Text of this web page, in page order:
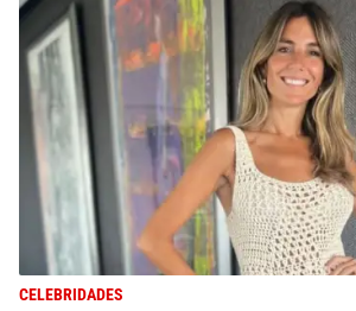
CELEBRIDADES